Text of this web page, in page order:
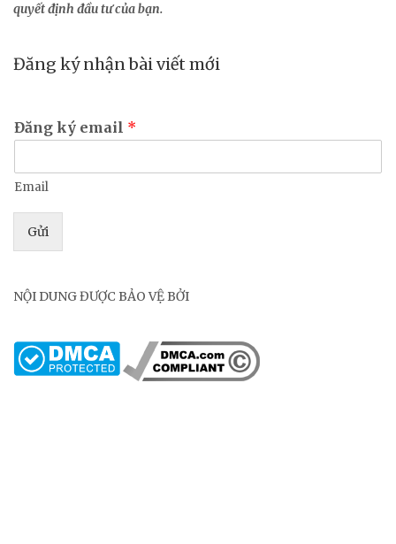
quyết định đầu tư của bạn.
Đăng ký nhận bài viết mới
Đăng ký email *
Email
Gửi
NỘI DUNG ĐƯỢC BẢO VỆ BỞI